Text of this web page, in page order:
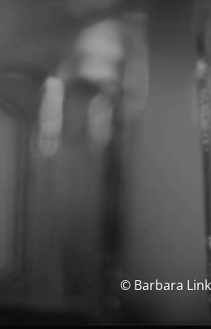
© Barbara